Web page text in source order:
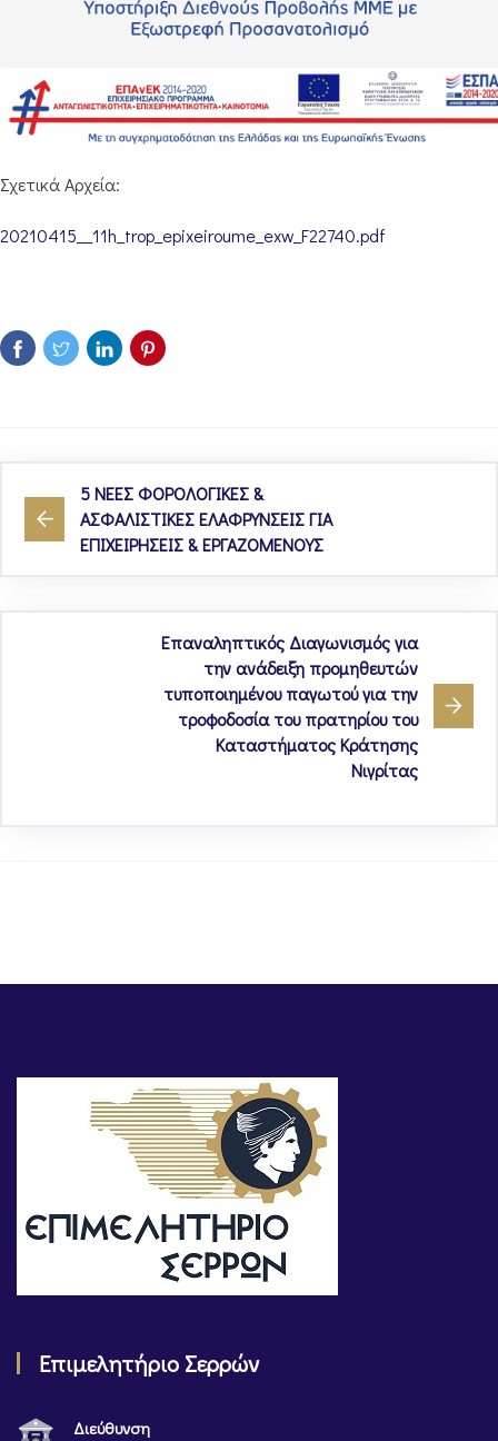
Σχετικά Αρχεία:
20210415__11h_trop_epixeiroume_exw_F22740.pdf
5 ΝΕΕΣ ΦΟΡΟΛΟΓΙΚΕΣ &
ΑΣΦΑΛΙΣΤΙΚΕΣ ΕΛΑΦΡΥΝΣΕΙΣ ΓΙΑ
ΕΠΙΧΕΙΡΗΣΕΙΣ & ΕΡΓΑΖΟΜΕΝΟΥΣ
Επαναληπτικός Διαγωνισμός για
την ανάδειξη προμηθευτών
τυποποιημένου παγωτού για την
τροφοδοσία του πρατηρίου του
Καταστήματος Κράτησης
Νιγρίτας
Επιμελητήριο Σερρών
Διεύθυνση